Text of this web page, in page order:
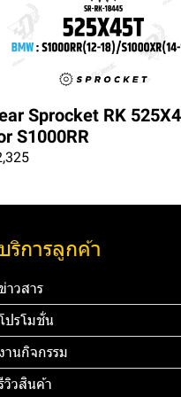
Sprocket RK
S1000RR
บริการลูกค้า
าวสาร
ปรโมชั่น
านกิจกรรม
วิวสินค้า